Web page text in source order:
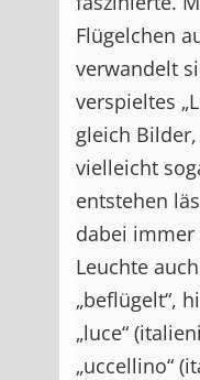
Flügelchen
verwandelt
verspieltes
gleich
vielleicht
entstehen
dabei immer
Leuchte
„beflügelt“,
„luce“
„uccellino“